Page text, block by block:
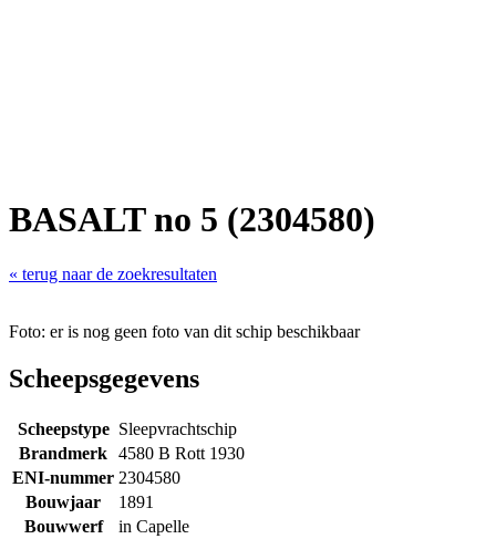
BASALT no 5 (2304580)
« terug naar de zoekresultaten
Foto: er is nog geen foto van dit schip beschikbaar
Scheepsgegevens
Scheepstype Sleepvrachtschip
Brandmerk 4580 B Rott 1930
ENI-nummer 2304580
Bouwjaar
1891
Bouwwerf
in Capelle